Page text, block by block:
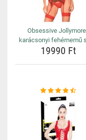
Obsessive
karácsonyi fehérnemű
19990 Ft